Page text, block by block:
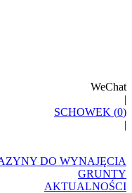
WeChat
|
SCHOWEK (0)
|
DO WYNAJĘCIA
GRUNTY
AKTUALNOŚCI